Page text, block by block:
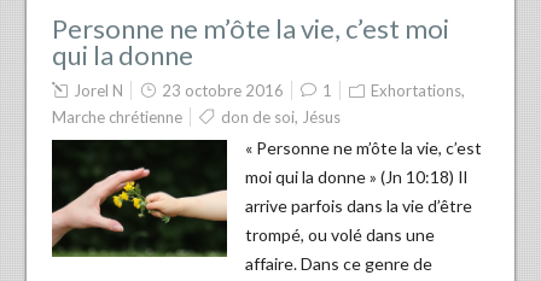
Personne ne m’ôte la vie, c’est moi
qui la donne
Jorel N 23 octobre 2016 1 Exhortations,
Marche chrétienne
don de soi, Jésus
« Personne ne m’ôte la vie, c’est
moi qui la donne » (Jn 10:18) Il
arrive parfois dans la vie d’être
trompé, ou volé dans une
affaire. Dans ce genre de